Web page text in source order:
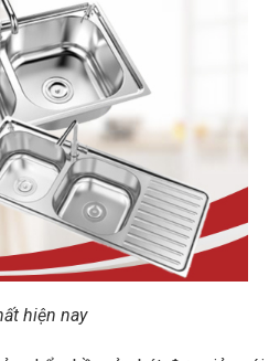
hiện nay